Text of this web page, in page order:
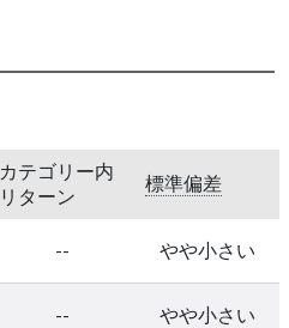
カテゴリー内
リターン
標準偏差
-- やや小さい
-- やや小さい